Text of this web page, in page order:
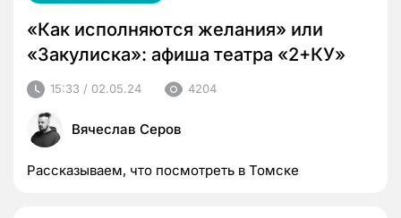
«Как исполняются желания» или
«Закулиска»: афиша театра «2+КУ»
15:33 / 02.05.24 4204
Вячеслав Серов
Рассказываем, что посмотреть в Томске